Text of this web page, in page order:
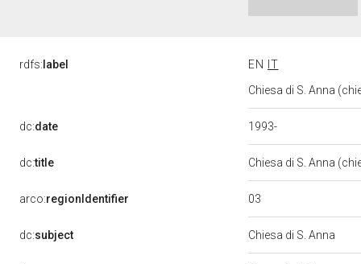
rdfs: label EN
IT
Chiesa di S. Anna
dc:date 1993-
dc:title Chiesa di S. Anna
arco:regionIdentifier 03
dc:subject Chiesa di S. Anna